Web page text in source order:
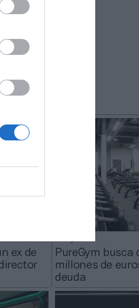
tras
ex de
PureGym busca
millones de
deuda